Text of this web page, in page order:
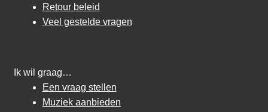
Retour beleid
Veel gestelde vragen
Ik wil graag…
Een vraag stellen
Muziek aanbieden